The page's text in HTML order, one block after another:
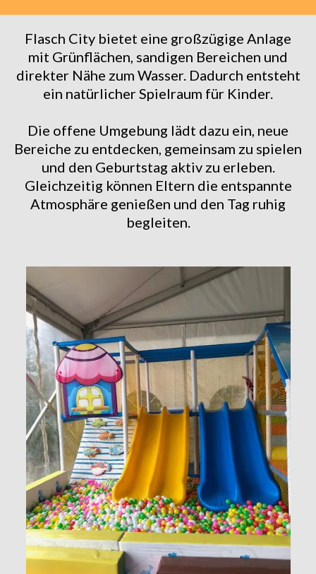
Flasch City bietet eine großzügige Anlage
mit Grünflächen, sandigen Bereichen und
direkter Nähe zum Wasser. Dadurch entsteht
ein natürlicher Spielraum für Kinder.
Die offene Umgebung lädt dazu ein, neue
Bereiche zu entdecken, gemeinsam zu spielen
und den Geburtstag aktiv zu erleben.
Gleichzeitig können Eltern die entspannte
Atmosphäre genießen und den Tag ruhig
begleiten.